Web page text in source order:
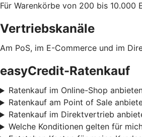
Für Warenkörbe von 200 bis 10.000
Vertriebskanäle
Am PoS, im E-Commerce und im
easyCredit-Ratenkauf
Ratenkauf im Online-Shop
Ratenkauf am Point of Sale
Ratenkauf im Direktvertrieb
Welche Konditionen gelten für